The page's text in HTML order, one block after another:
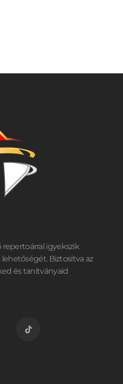
repertoárral igyekszik
Biztosítva az
és tanítványaid